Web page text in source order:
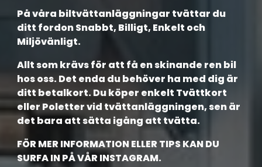
På våra biltvättanläggningar tvättar du
ditt fordon Snabbt, Billigt, Enkelt och
Miljövänligt.
Allt som krävs för att få en skinande ren bil
hos oss. Det enda du behöver ha med dig är
ditt betalkort. Du köper enkelt Tvättkort
eller Poletter vid tvättanläggningen, sen är
det bara att sätta igång att tvätta.
FÖR MER INFORMATION ELLER TIPS KAN DU
SURFA IN PÅ VÅR INSTAGRAM.